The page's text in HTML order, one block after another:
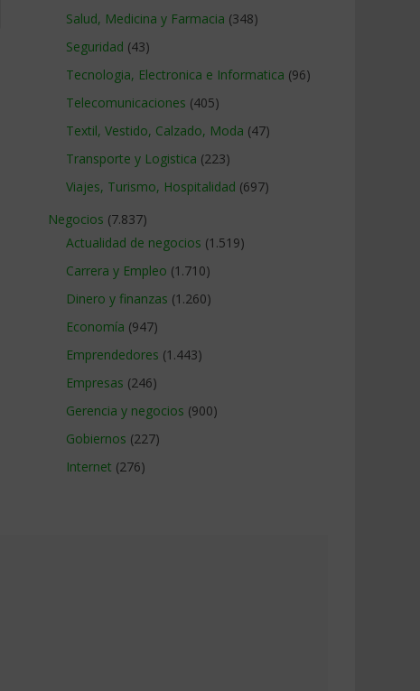
Salud, Medicina y Farmacia (348)
Seguridad (43)
Tecnologia, Electronica e Informatica (96)
Telecomunicaciones (405)
Textil, Vestido, Calzado, Moda (47)
Transporte y Logistica (223)
Viajes, Turismo, Hospitalidad (697)
Negocios (7.837)
Actualidad de negocios (1.519)
Carrera y Empleo (1.710)
Dinero y finanzas (1.260)
Economía (947)
Emprendedores (1.443)
Empresas (246)
Gerencia y negocios (900)
Gobiernos (227)
Internet (276)